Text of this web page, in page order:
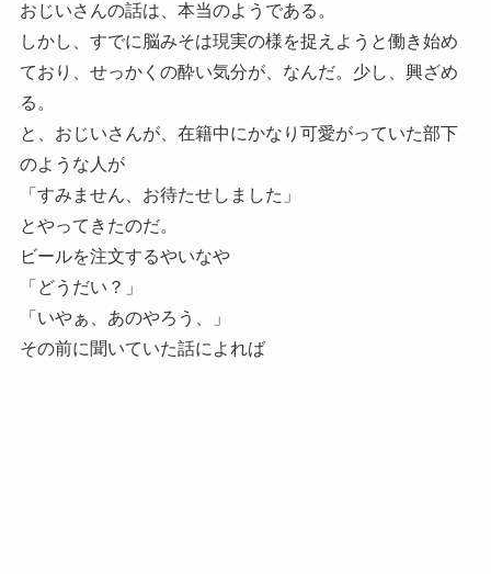
おじいさんの話は、本当のようである。
しかし、すでに脳みそは現実の様を捉えようと働き始め
ており、せっかくの酔い気分が、なんだ。少し、興ざめ
る。
と、おじいさんが、在籍中にかなり可愛がっていた部下
のような人が
「すみません、お待たせしました」
とやってきたのだ。
ビールを注文するやいなや
「どうだい？」
「いやぁ、あのやろう、」
その前に聞いていた話によれば